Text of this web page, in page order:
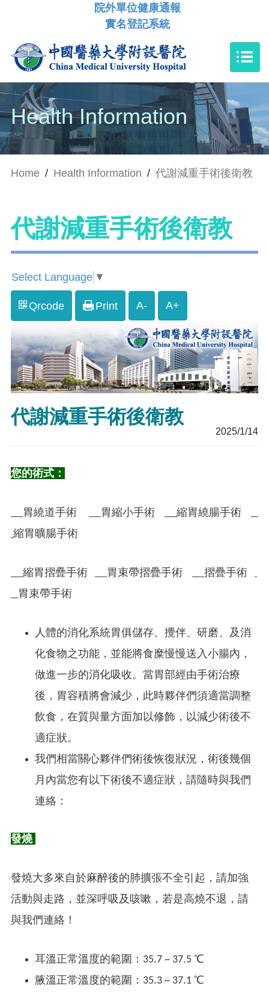
院外單位健康通報
實名登記系統
Health Information
Home / Health Information / 代謝減重手術後衛教
代謝減重手術後衛教
Select Language ▼
Qrcode Print A- A+
代謝減重手術後衛教
2025/1/14
您的術式：
胃繞道手術 胃縮小手術
縮胃繞腸手術
縮胃曠腸手術
縮胃摺疊手術 胃束帶摺疊手術
摺疊手術
胃束帶手術
人體的消化系統胃俱儲存、攪伴、研磨、及消
化食物之功能，並能將食糜慢慢送入小腸內，
做進一步的消化吸收。當胃部經由手術治療
後，胃容積將會減少，此時夥伴們須適當調整
飲食，在質與量方面加以修飾，以減少術後不
適症狀。
我們相當關心夥伴們術後恢復狀況，術後幾個
月內當您有以下術後不適症狀，請隨時與我們
連絡：
發燒
發燒大多來自於麻醉後的肺擴張不全引起，請加強
活動與走路，並深呼吸及咳嗽，若是高燒不退，請
與我們連絡！
耳溫正常溫度的範圍：35.7 ~ 37.5 ℃
腋溫正常溫度的範圍：35.3 ~ 37.1 ℃